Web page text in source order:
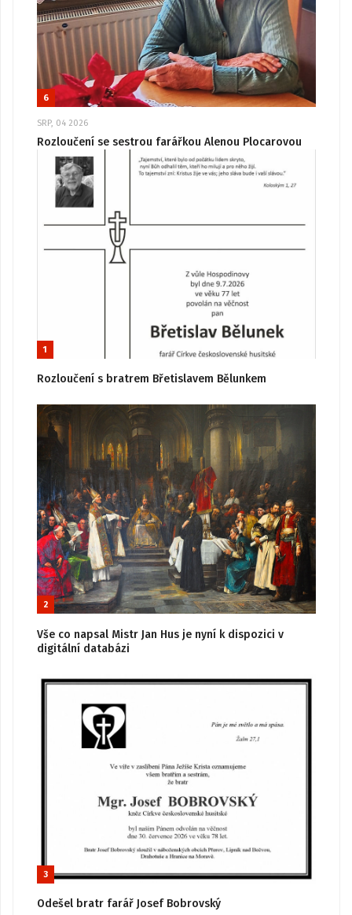
6
SRP, 04 2026
Rozloučení se sestrou farářkou Alenou Plocarovou
1
Rozloučení s bratrem Břetislavem Bělunkem
2
Vše co napsal Mistr Jan Hus je nyní k dispozici v
digitální databázi
3
Odešel bratr farář Josef Bobrovský